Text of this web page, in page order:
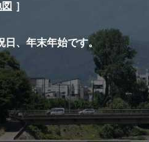
］
日、年末年始です。